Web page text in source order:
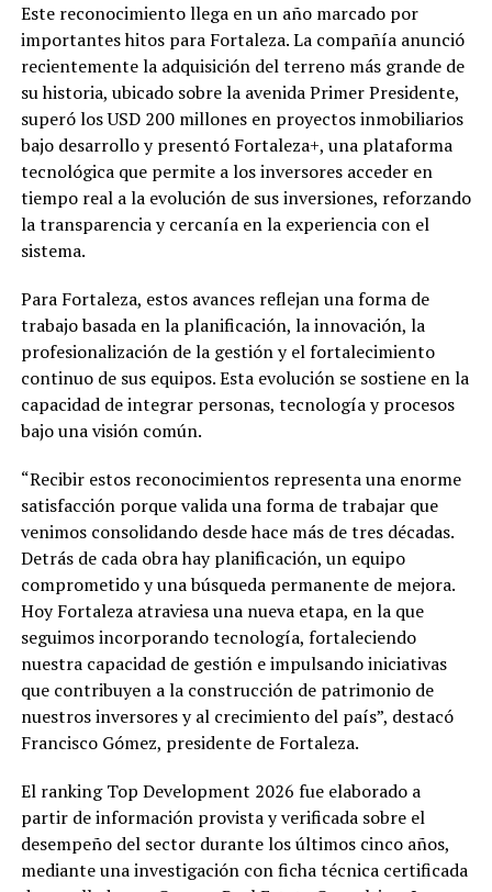
Este reconocimiento llega en un año marcado por
importantes hitos para Fortaleza. La compañía anunció
recientemente la adquisición del terreno más grande de
su historia, ubicado sobre la avenida Primer Presidente,
superó los USD 200 millones en proyectos inmobiliarios
bajo desarrollo y presentó Fortaleza+, una plataforma
tecnológica que permite a los inversores acceder en
tiempo real a la evolución de sus inversiones, reforzando
la transparencia y cercanía en la experiencia con el
sistema.
Para Fortaleza, estos avances reflejan una forma de
trabajo basada en la planificación, la innovación, la
profesionalización de la gestión y el fortalecimiento
continuo de sus equipos. Esta evolución se sostiene en la
capacidad de integrar personas, tecnología y procesos
bajo una visión común.
“Recibir estos reconocimientos representa una enorme
satisfacción porque valida una forma de trabajar que
venimos consolidando desde hace más de tres décadas.
Detrás de cada obra hay planificación, un equipo
comprometido y una búsqueda permanente de mejora.
Hoy Fortaleza atraviesa una nueva etapa, en la que
seguimos incorporando tecnología, fortaleciendo
nuestra capacidad de gestión e impulsando iniciativas
que contribuyen a la construcción de patrimonio de
nuestros inversores y al crecimiento del país”, destacó
Francisco Gómez, presidente de Fortaleza.
El ranking Top Development 2026 fue elaborado a
partir de información provista y verificada sobre el
desempeño del sector durante los últimos cinco años,
mediante una investigación con ficha técnica certificada